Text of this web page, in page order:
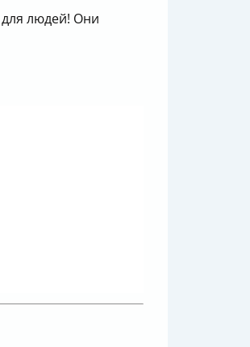
для людей! Они